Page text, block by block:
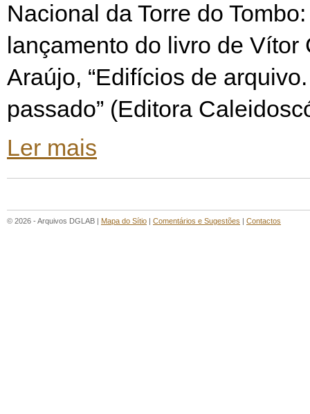
Nacional da Torre do
lançamento do livro de Vítor
Araújo, “Edifícios de
passado” (Editora
Ler mais
© 2026 - Arquivos DGLAB | Mapa do Sítio | Comentários e Sugestões | Contactos